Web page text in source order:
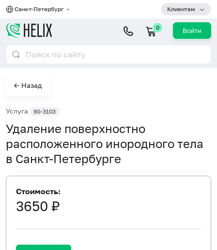
Санкт-Петербург Клиентам
0 Войти
← Назад
Услуга 90-3103
Удаление поверхностно
расположенного инородного тела
в Санкт-Петербурге
Стоимость:
3650 ₽